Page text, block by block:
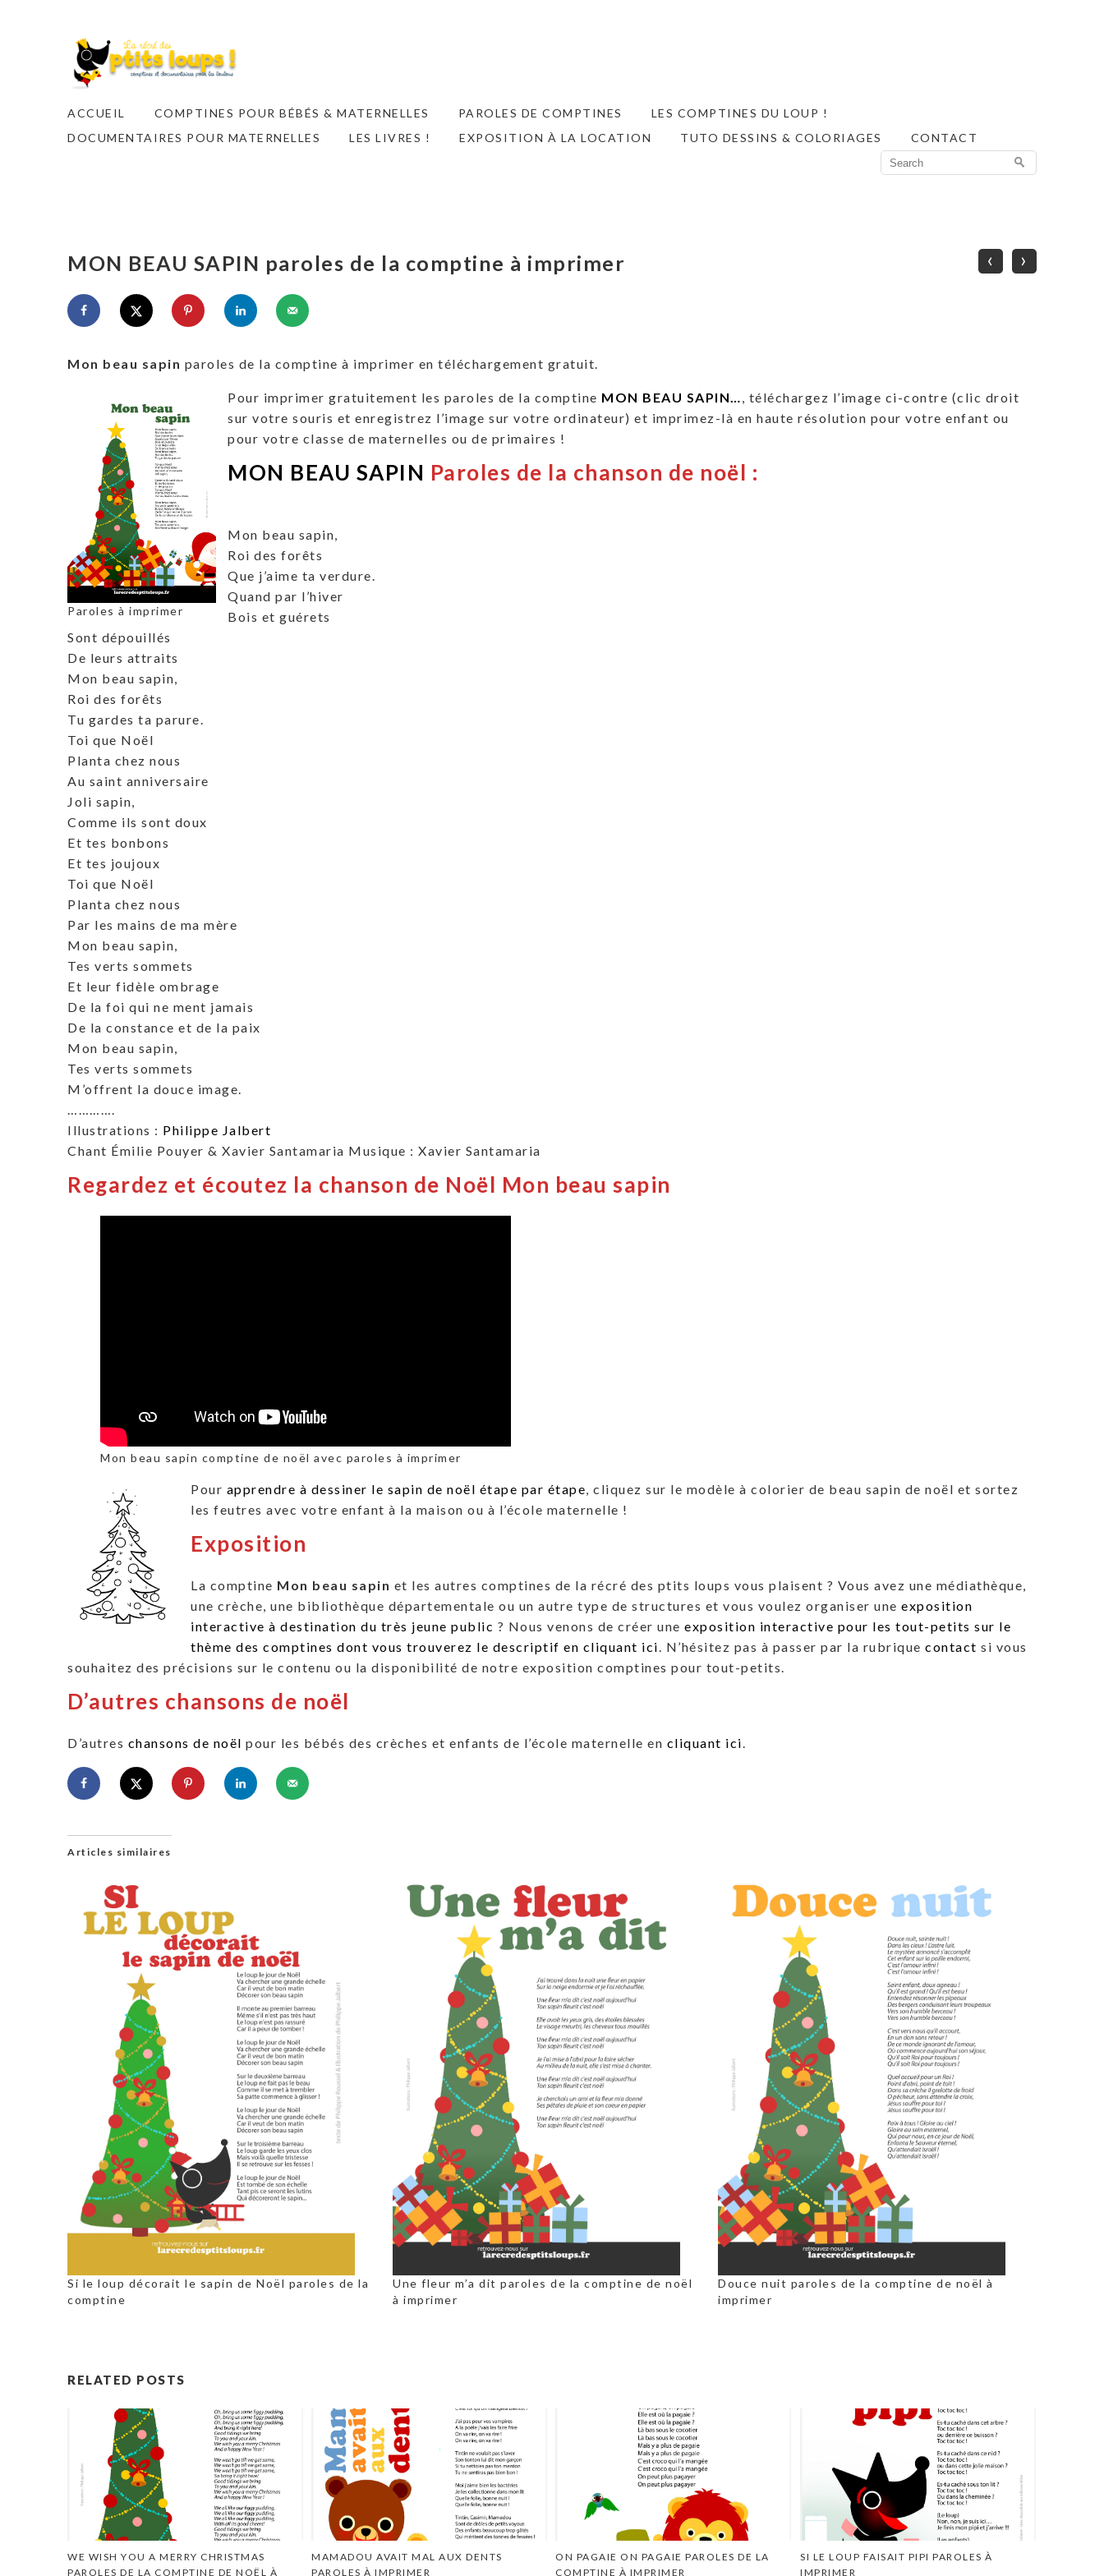
ACCUEIL COMPTINES POUR BÉBÉS & MATERNELLES PAROLES DE COMPTINES
LES COMPTINES DU LOUP !
DOCUMENTAIRES POUR MATERNELLES
LES LIVRES ! EXPOSITION À LA LOCATION TUTO DESSINS & COLORIAGES
CONTACT
Search
for:
MON BEAU SAPIN paroles de la comptine à imprimer ‹ ›
Mon beau sapin paroles de la comptine à imprimer en téléchargement gratuit.
Paroles à imprimer
Pour imprimer gratuitement les paroles de la comptine MON BEAU SAPIN…
, téléchargez l’image ci-contre (clic droit
sur votre souris et enregistrez l’image sur votre ordinateur) et imprimez-là en haute résolution pour votre enfant ou
pour votre classe de maternelles ou de primaires !
MON BEAU SAPIN Paroles de la chanson de noël :
Mon beau sapin,
Roi des forêts
Que j’aime ta verdure.
Quand par l’hiver
Bois et guérets
Sont dépouillés
De leurs attraits
Mon beau sapin,
Roi des forêts
Tu gardes ta parure.
Toi que Noël
Planta chez nous
Au saint anniversaire
Joli sapin,
Comme ils sont doux
Et tes bonbons
Et tes joujoux
Toi que Noël
Planta chez nous
Par les mains de ma mère
Mon beau sapin,
Tes verts sommets
Et leur fidèle ombrage
De la foi qui ne ment jamais
De la constance et de la paix
Mon beau sapin,
Tes verts sommets
M’offrent la douce image.
Illustrations : Philippe Jalbert
Chant Émilie Pouyer & Xavier Santamaria Musique : Xavier Santamaria
Regardez et écoutez la chanson de Noël Mon beau sapin
Mon beau sapin comptine de noël avec paroles à imprimer
Pour apprendre à dessiner le sapin de noël étape par étape , cliquez sur le modèle à colorier de beau sapin de noël et sortez
les feutres avec votre enfant à la maison ou à l’école maternelle !
Exposition
La comptine Mon beau sapin et les autres comptines de la récré des ptits loups vous plaisent ? Vous avez une médiathèque,
une crèche, une bibliothèque départementale ou un autre type de structures et vous voulez organiser une exposition
interactive à destination du très jeune public ? Nous venons de créer une exposition interactive pour les tout-petits sur le
thème des comptines dont vous trouverez le descriptif en cliquant ici . N’hésitez pas à passer par la rubrique contact si vous
souhaitez des précisions sur le contenu ou la disponibilité de notre exposition comptines pour tout-petits.
D’autres chansons de noël
D’autres chansons de noël pour les bébés des crèches et enfants de l’école maternelle en cliquant ici
Articles similaires
Si le loup décorait le sapin de Noël paroles de la
comptine
Une fleur m’a dit paroles de la comptine de noël
à imprimer
Douce nuit paroles de la comptine de noël à
imprimer
RELATED POSTS
WE WISH YOU A MERRY CHRISTMAS
PAROLES DE LA COMPTINE DE NOËL À
MAMADOU AVAIT MAL AUX DENTS
PAROLES À IMPRIMER
ON PAGAIE ON PAGAIE PAROLES DE LA
COMPTINE À IMPRIMER
SI LE LOUP FAISAIT PIPI PAROLES À
IMPRIMER